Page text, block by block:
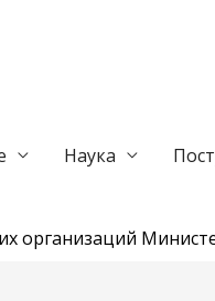
Наука
организаций